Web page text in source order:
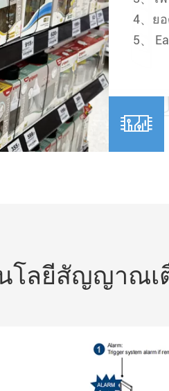
4、ย
5、

โลยีสัญญาณเ